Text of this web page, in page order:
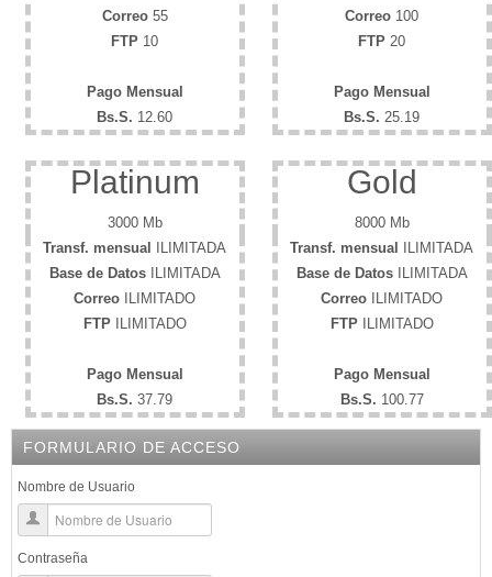
Correo55
FTP 10
Pago Mensual
Bs.S. 12.60
Correo 100
FTP 20
Pago Mensual
Bs.S. 25.19
Platinum
3000 Mb
Transf. mensual
ILIMITADA
Base de DatosILIMITADA
Correo ILIMITADO
FTPILIMITADO
Pago Mensual
Bs.S. 37.79
Gold
8000 Mb
Transf. mensual
ILIMITADA
Base de DatosILIMITADA
Correo ILIMITADO
FTPILIMITADO
Pago Mensual
Bs.S. 100.77
FORMULARIO DE ACCESO
Nombre de Usuario
Contraseña